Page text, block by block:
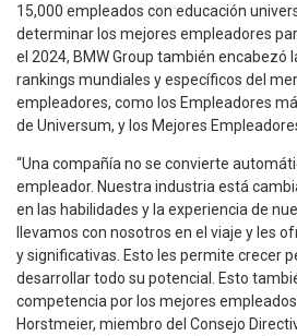
15,000 empleados con educación
determinar los mejores empleadores
el 2024, BMW Group también encabezó
rankings mundiales y específicos del
empleadores, como los Empleadores
de Universum, y los Mejores
“Una compañía no se convierte
empleador. Nuestra industria está
en las habilidades y la experiencia de
llevamos con nosotros en el viaje y les
y significativas. Esto les permite crecer
desarrollar todo su potencial. Esto
competencia por los mejores
Horstmeier, miembro del Consejo